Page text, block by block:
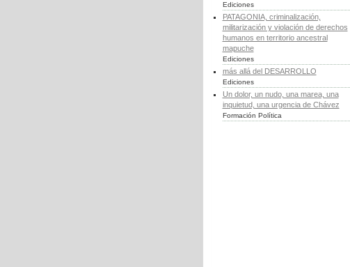
Ediciones
PATAGONIA, criminalización,
militarización y violación de derechos
humanos en territorio ancestral
mapuche
Ediciones
más allá del DESARROLLO
Ediciones
Un dolor, un nudo, una marea, una
inquietud, una urgencia de Chávez
Formación Política